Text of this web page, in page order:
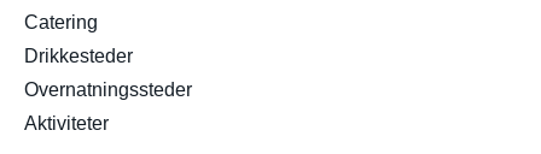
Catering
Drikkesteder
Overnatningssteder
Aktiviteter